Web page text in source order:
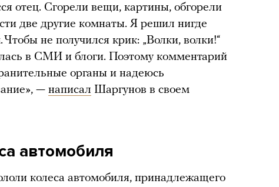
отец. Сгорели вещи, картины, обгорели
две другие комнаты. Я решил нигде
не получился крик: „Волки, волки!“
в СМИ и блоги. Поэтому комментарий
органы и надеюсь
— написал Шаргунов в своем
автомобиля
колеса автомобиля, принадлежащего